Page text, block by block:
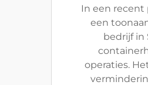
In een
een
bedrijf in
operaties.